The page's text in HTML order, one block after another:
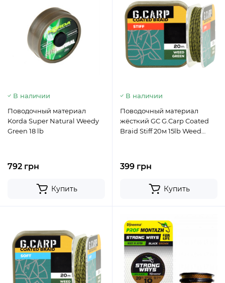
В наличии
Поводочный материал
Korda Super Natural Weedy
Green 18 lb
792 грн
Купить
В наличии
Поводочный материал
жёсткий GC G.Carp Coated
Braid Stiff 20м 15lb Weed
399 грн
Купить